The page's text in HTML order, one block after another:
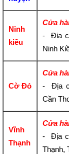
Ninh
kiều
Cửa
- Địa
Ninh
Cờ Đỏ
Cửa
- Địa
Cần
Vĩnh
Thạnh
Cửa
- Địa
Thạnh,